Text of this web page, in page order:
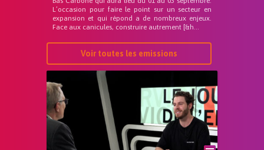
L’occasion pour faire le point sur un secteur en
expansion et qui répond a de nombreux enjeux.
Face aux canicules, construire autrement [&h...
Voir toutes les emissions